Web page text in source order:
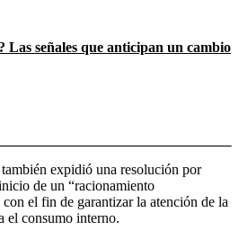
Las señales que anticipan un cambio
expidió una resolución por
de un “racionamiento
el fin de garantizar la atención de la
el consumo interno.